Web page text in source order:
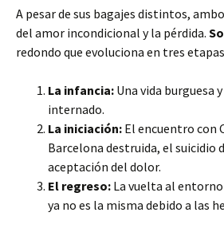
A pesar de sus bagajes distintos,
del amor incondicional y la pérdida.
redondo que evoluciona en tres
La infancia: Una vida burguesa
internado.
La iniciación: El encuentro con
Barcelona destruida, el suicidio
aceptación del dolor.
El regreso: La vuelta al
ya no es la misma debido a las